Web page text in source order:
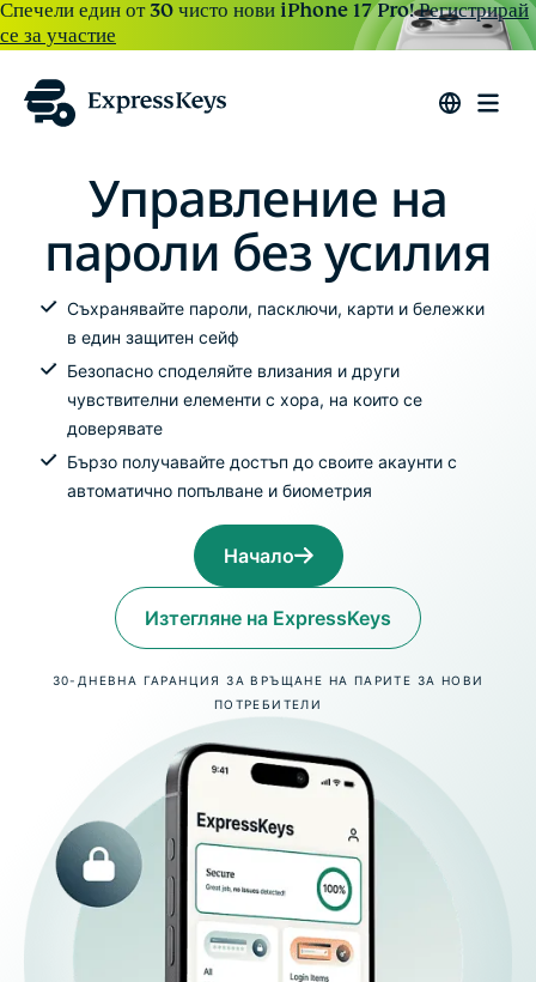
Спечели един от 30 чисто нови iPhone 17 Pro!Регистрирай
се за участие
Управление на
пароли без усилия
Съхранявайте пароли, пасключи, карти и бележки
в един защитен сейф
Безопасно споделяйте влизания и други
чувствителни елементи с хора, на които се
доверявате
Бързо получавайте достъп до своите акаунти с
автоматично попълване и биометрия
Начало
Изтегляне на ExpressKeys
30-ДНЕВНА ГАРАНЦИЯ ЗА ВРЪЩАНЕ НА ПАРИТЕ ЗА НОВИ
ПОТРЕБИТЕЛИ